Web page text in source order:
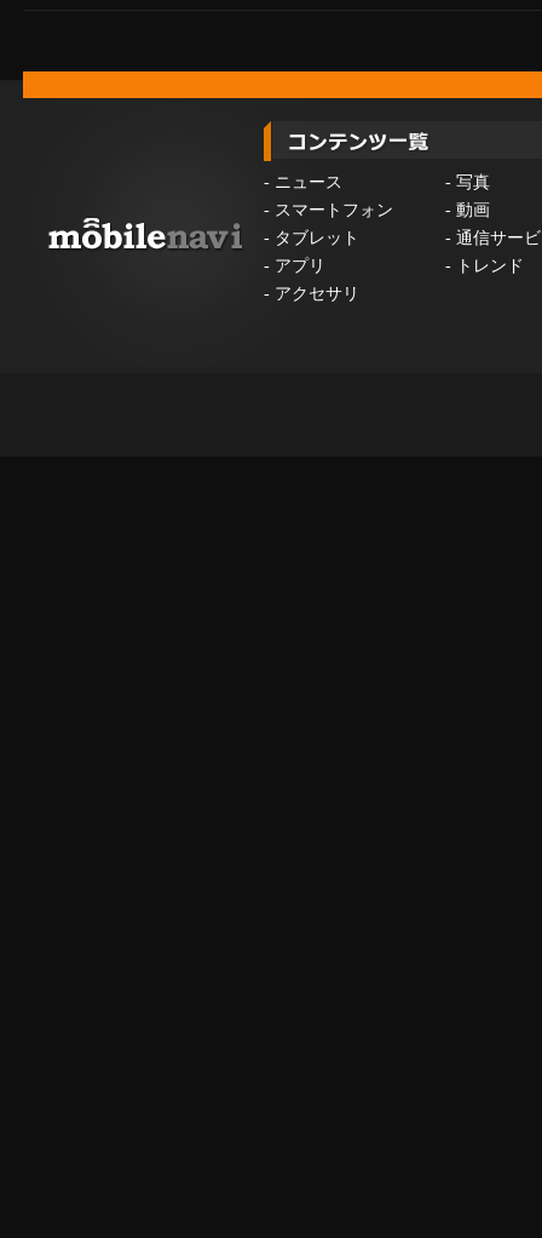
- ニュース - 写真
- スマートフォン - 動画
- タブレット - 通信サー
- アプリ -
トレンド
- アクセサリ